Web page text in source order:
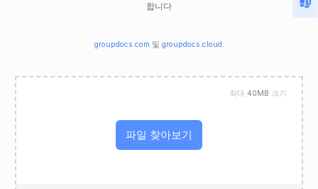
합니다
groupdocs.com 및 groupdocs.cloud .
파일 찾아보기
최대 40MB 크기